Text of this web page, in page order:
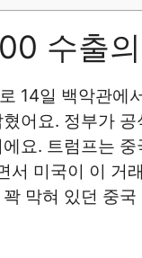
수출
14일 백악관
어요. 정부가
요. 트럼프는
서 미국이 이 거
막혀 있던 중